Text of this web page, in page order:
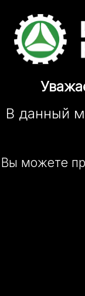
В данный
Вы можете